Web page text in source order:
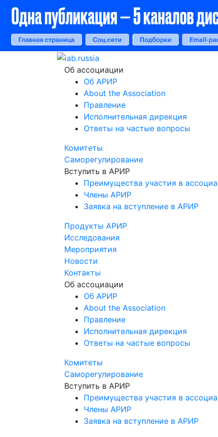
Об ассоциации
Об АРИР
About the Association
Правление
Исполнительная дирекция
Ответы на частые вопросы
Комитеты
Саморегулирование
Вступить в АРИР
Преимущества участия в
Члены АРИР
Заявка на вступление в АРИР
Продукты АРИР
Исследования
Мероприятия
Новости
Контакты
Об ассоциации
Об АРИР
About the Association
Правление
Исполнительная дирекция
Ответы на частые вопросы
Комитеты
Саморегулирование
Вступить в АРИР
Преимущества участия в
Члены АРИР
Заявка на вступление в АРИР